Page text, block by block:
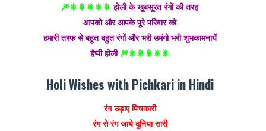
🎆🎇🎇🎇🎇🎇होली के खूबसूरत रंगों की तरह
आपको और आपके पूरे परिवार को
हमारी तरफ से बहुत बहुत रंगों और भरी उमंगो भरी शुभकामनायें
हैप्पी होली 🎆🎇🎇🎇🎇🎇
Holi Wishes with Pichkari in Hindi
रंग उड़ाए पिचकारी
रंग से रंग जाये दुनिया सारी